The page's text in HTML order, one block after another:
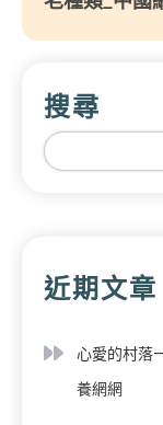
搜尋
近期文章
心愛的村落
養網網